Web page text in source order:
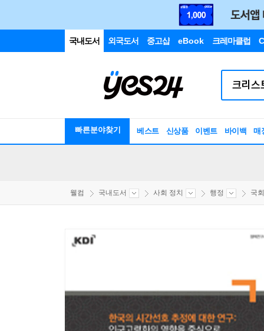
국내도서 외국도서 중고샵 eBook 크레마클럽
빠른분야찾기 베스트 신상품 이벤트 바이백 매
웰컴 국내도서 사회 정치 행정 국